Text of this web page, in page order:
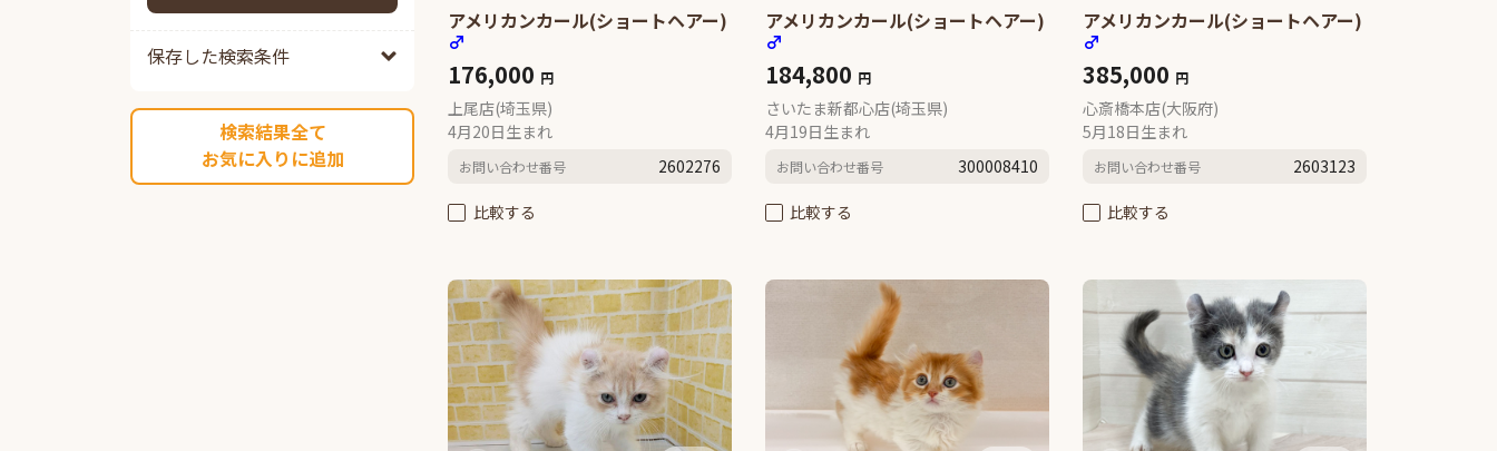
ペルシャ 20
ソマリ
ロシアンブルー
メインクーン 11
スフィンクス 1
アビシニアン 1
保存した検索条件
検索結果全て
お気に入りに追加
アメリカンカール(ショートヘアー)
♂
176,000 円
上尾店(埼玉県)
4月20日生まれ
お問い合わせ番号 2602276
比較する
アメリカンカール(ショートヘアー)
♂
184,800 円
さいたま新都心店(埼玉県)
4月19日生まれ
お問い合わせ番号 300008410
比較する
アメリカンカール(ショートヘアー)
♂
385,000 円
心斎橋本店(大阪府)
5月18日生まれ
お問い合わせ番号 2603123
比較する